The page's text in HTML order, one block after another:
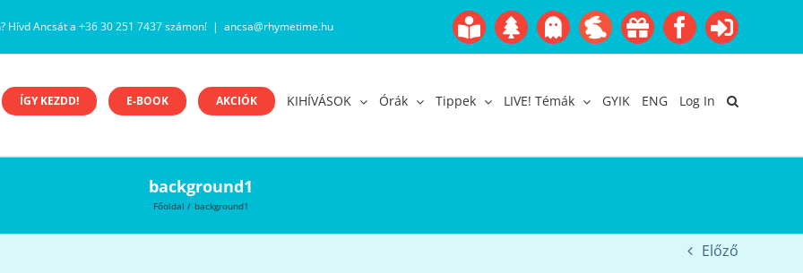
Hívd Ancsát a +36 30 251 7437 számon! | ancsa@rhymetime.hu
Boofairy
Gyerekangol
AdventHalloween
EasterAkcióFacebook
Login
ÍGY KEZDD! E-BOOK AKCIÓK KIHÍVÁSOK Órák Tippek LIVE! Témák GYIK ENG Log In
background1
Főoldal background1
Előző